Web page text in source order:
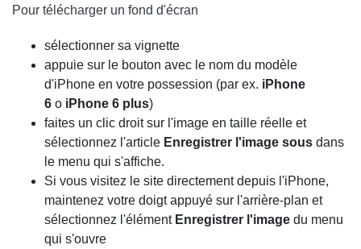
Pour télécharger un fond d'écran
sélectionner sa vignette
appuie sur le bouton avec le nom du modèle
d'iPhone en votre possession (par ex. iPhone
6 o iPhone 6 plus)
faites un clic droit sur l'image en taille réelle et
sélectionnez l'article Enregistrer l'image sous dans
le menu qui s'affiche.
Si vous visitez le site directement depuis l'iPhone,
maintenez votre doigt appuyé sur l'arrière-plan et
sélectionnez l'élément Enregistrer l'image du menu
qui s'ouvre